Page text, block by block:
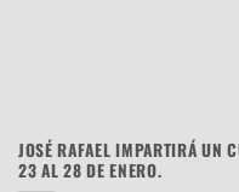
JOSÉ RAFAEL IMPARTIRÁ UN
23 AL 28 DE ENERO.